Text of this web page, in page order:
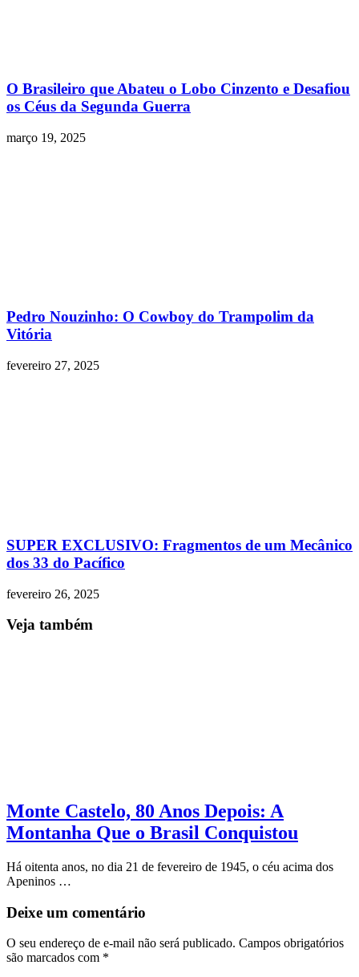
O Brasileiro que Abateu o Lobo Cinzento e Desafiou
os Céus da Segunda Guerra
março 19, 2025
Pedro Nouzinho: O Cowboy do Trampolim da
Vitória
fevereiro 27, 2025
SUPER EXCLUSIVO: Fragmentos de um Mecânico
dos 33 do Pacífico
fevereiro 26, 2025
Veja também
Monte Castelo, 80 Anos Depois: A
Montanha Que o Brasil Conquistou
Há oitenta anos, no dia 21 de fevereiro de 1945, o céu acima dos
Apeninos …
Deixe um comentário
O seu endereço de e-mail não será publicado. Campos obrigatórios
são marcados com *